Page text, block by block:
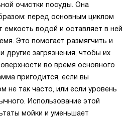
очистки посуды. Она
перед основным циклом
емкость водой и оставляет в ней
Это помогает размягчить и
другие загрязнения, чтобы их
во время основного
пригодится, если вы
не так часто, или если уровень
Использование этой
мойки и уменьшает